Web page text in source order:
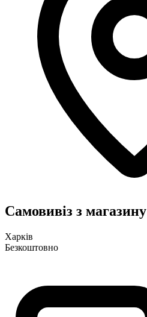
Самовивіз з магазину
Харків
Безкоштовно